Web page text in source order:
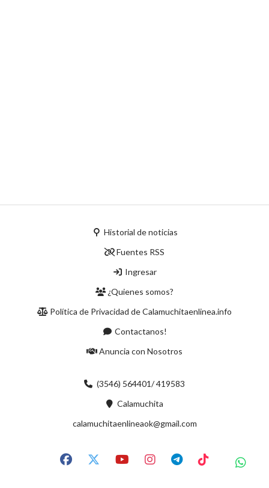
Historial de noticias
Fuentes RSS
Ingresar
¿Quienes somos?
Política de Privacidad de Calamuchitaenlinea.info
Contactanos!
Anuncia con Nosotros
(3546) 564401/ 419583
Calamuchita
calamuchitaenlineaok@gmail.com